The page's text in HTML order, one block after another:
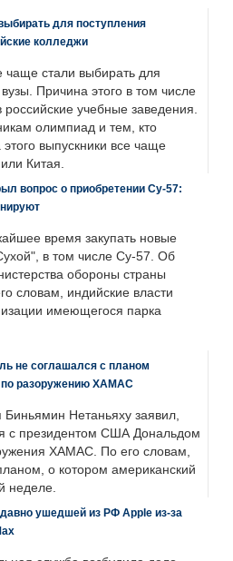
для поступления
колледжи
чаще стали выбирать для
Причина этого в том числе
российские учебные заведения.
олимпиад и тем, кто
выпускники все чаще
Китая.
вопрос о приобретении Су-57:
время закупать новые
в том числе Су-57. Об
обороны страны
словам, индийские власти
имеющегося парка
не соглашался с планом
по разоружению ХАМАС
Нетаньяху заявил,
с президентом США Дональдом
ХАМАС. По его словам,
о котором американский
неделе.
ушедшей из РФ Apple из-за